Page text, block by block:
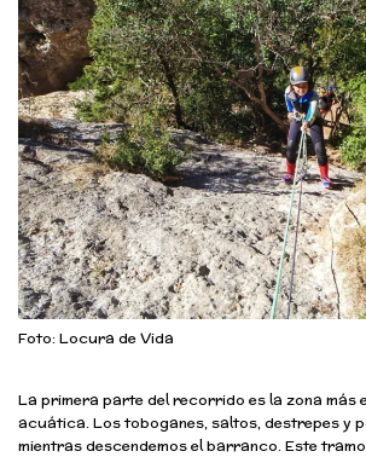
Foto: Locura de Vida
La primera parte del recorrido es la zona más
acuática. Los toboganes, saltos, destrepes y
mientras descendemos el barranco. Este